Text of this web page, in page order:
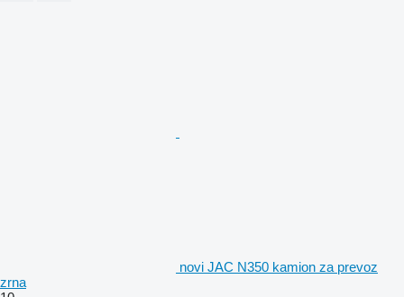
novi JAC N350 kamion za prevoz
zrna